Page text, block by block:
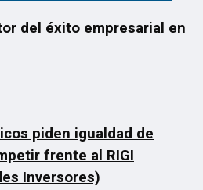
del éxito empresarial en
piden igualdad de
frente al RIGI
Inversores)